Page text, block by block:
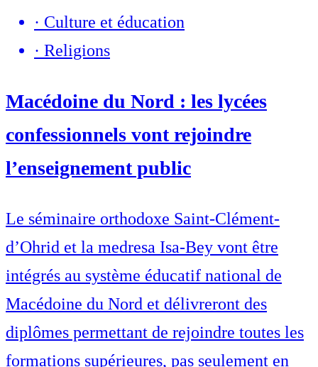
· Culture et éducation
· Religions
Macédoine du Nord : les lycées
confessionnels vont rejoindre
l’enseignement public
Le séminaire orthodoxe Saint-Clément-
d’Ohrid et la medresa Isa-Bey vont être
intégrés au système éducatif national de
Macédoine du Nord et délivreront des
diplômes permettant de rejoindre toutes les
formations supérieures, pas seulement en